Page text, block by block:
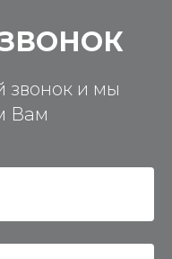
звонок и мы
Вам